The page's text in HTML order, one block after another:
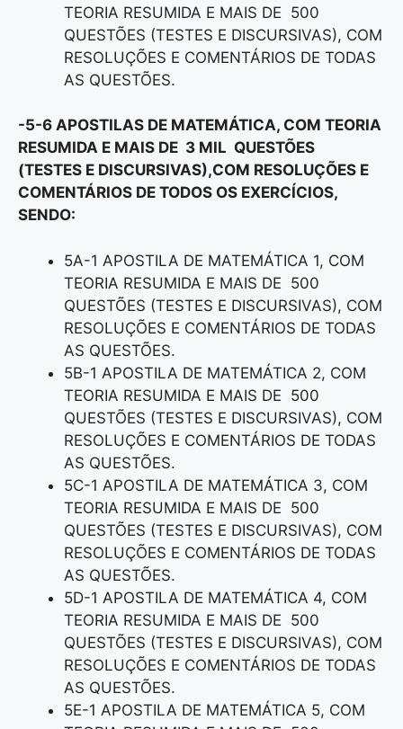
TEORIA RESUMIDA E MAIS DE 500
QUESTÕES (TESTES E DISCURSIVAS), COM
RESOLUÇÕES E COMENTÁRIOS DE TODAS
AS QUESTÕES.
-5-6 APOSTILAS DE MATEMÁTICA, COM TEORIA
RESUMIDA E MAIS DE 3 MIL QUESTÕES
(TESTES E DISCURSIVAS),COM RESOLUÇÕES E
COMENTÁRIOS DE TODOS OS EXERCÍCIOS,
SENDO:
5A-1 APOSTILA DE MATEMÁTICA 1, COM
TEORIA RESUMIDA E MAIS DE 500
QUESTÕES (TESTES E DISCURSIVAS), COM
RESOLUÇÕES E COMENTÁRIOS DE TODAS
AS QUESTÕES.
5B-1 APOSTILA DE MATEMÁTICA 2, COM
TEORIA RESUMIDA E MAIS DE 500
QUESTÕES (TESTES E DISCURSIVAS), COM
RESOLUÇÕES E COMENTÁRIOS DE TODAS
AS QUESTÕES.
5C-1 APOSTILA DE MATEMÁTICA 3, COM
TEORIA RESUMIDA E MAIS DE 500
QUESTÕES (TESTES E DISCURSIVAS), COM
RESOLUÇÕES E COMENTÁRIOS DE TODAS
AS QUESTÕES.
5D-1 APOSTILA DE MATEMÁTICA 4, COM
TEORIA RESUMIDA E MAIS DE 500
QUESTÕES (TESTES E DISCURSIVAS), COM
RESOLUÇÕES E COMENTÁRIOS DE TODAS
AS QUESTÕES.
5E-1 APOSTILA DE MATEMÁTICA 5, COM